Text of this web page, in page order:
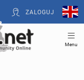
ZALOGUJ
Menu